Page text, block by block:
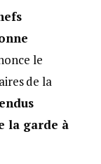
le
de la
la garde à